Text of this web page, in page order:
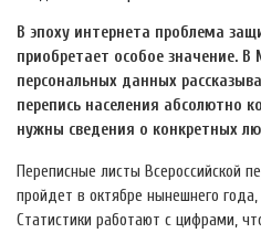
В эпоху интернета проблема
приобретает особое значение.
персональных данных
перепись населения абсолютно
нужны сведения о конкретных
Переписные листы Всероссийской
пройдет в октябре нынешнего
Статистики работают с цифрами,